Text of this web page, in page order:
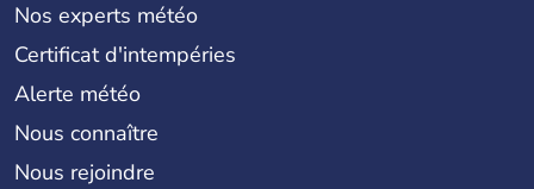
Nos experts météo
Certificat d'intempéries
Alerte météo
Nous connaître
Nous rejoindre